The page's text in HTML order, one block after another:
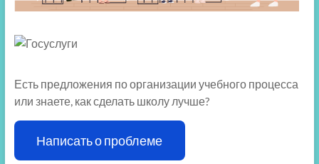
Есть предложения по организации учебного процесса
или знаете, как сделать школу лучше?
Написать о проблеме